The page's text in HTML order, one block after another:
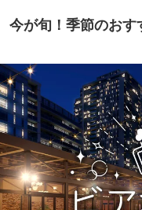
今が旬！季節のおす